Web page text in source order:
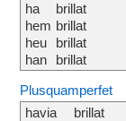
ha
hem
heu
han
brillat
brillat
brillat
brillat
Plusquamperfet
havia
brillat